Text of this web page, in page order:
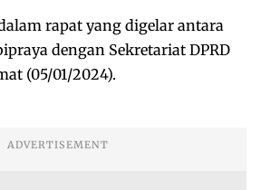
rapat yang digelar antara
dengan Sekretariat DPRD
(05/01/2024).